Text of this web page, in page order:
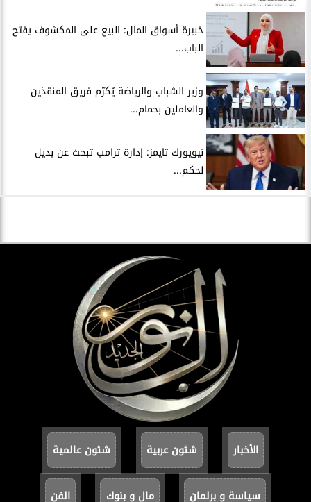
خبيرة أسواق المال: البيع على المكشوف يفتح
الباب...
وزير الشباب والرياضة يُكرّم فريق المنقذين
والعاملين بحمام...
نيويورك تايمز: إدارة ترامب تبحث عن بديل
لحكم...
الأخبار شئون عربية شئون عالمية
سياسة و برلمان مال و بنوك الفن